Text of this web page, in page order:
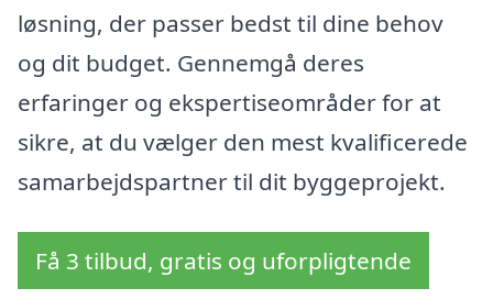
løsning, der passer bedst til dine behov
og dit budget. Gennemgå deres
erfaringer og ekspertiseområder for at
sikre, at du vælger den mest kvalificerede
samarbejdspartner til dit byggeprojekt.
Få 3 tilbud, gratis og uforpligtende